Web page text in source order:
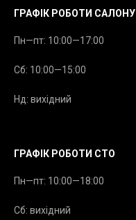
ГРАФІК РОБОТИ САЛОНУ
Пн—пт: 10:00—17:00
Сб: 10:00—15:00
Нд: вихідний
ГРАФІК РОБОТИ СТО
Пн—пт: 10:00—18:00
Сб: вихідний